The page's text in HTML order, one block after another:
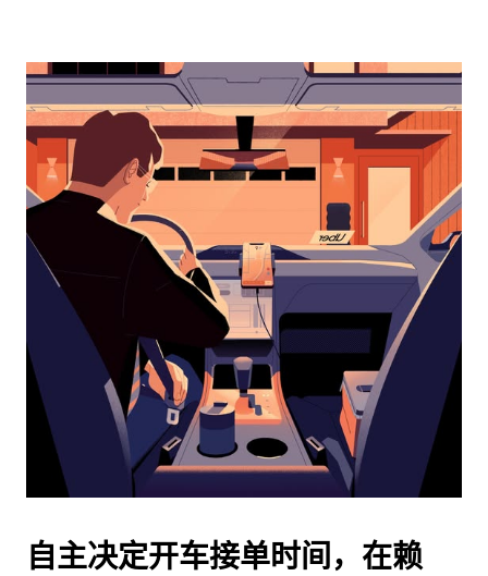
头
浏
日
并
期。
按
退
闭
日
自主决定开车接单时间，在赖